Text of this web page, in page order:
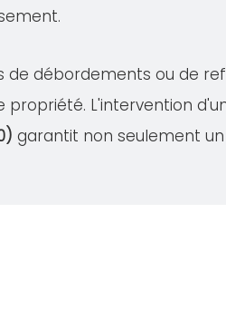
de débordements ou de
L'intervention
garantit non seulement